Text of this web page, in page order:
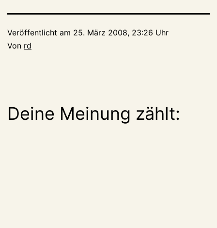
Veröffentlicht am 25. März 2008, 23:26 Uhr
Von rd
Deine Meinung zählt: